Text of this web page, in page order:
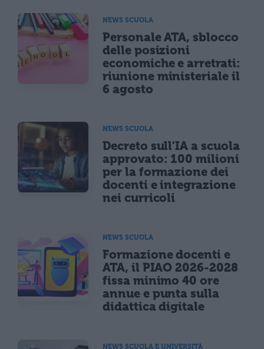
NEWS SCUOLA
Personale ATA, sblocco
delle posizioni
economiche e arretrati:
riunione ministeriale il
6 agosto
NEWS SCUOLA
Decreto sull'IA a scuola
approvato: 100 milioni
per la formazione dei
docenti e integrazione
nei curricoli
NEWS SCUOLA
Formazione docenti e
ATA, il PIAO 2026-2028
fissa minimo 40 ore
annue e punta sulla
didattica digitale
NEWS SCUOLA E UNIVERSITÀ